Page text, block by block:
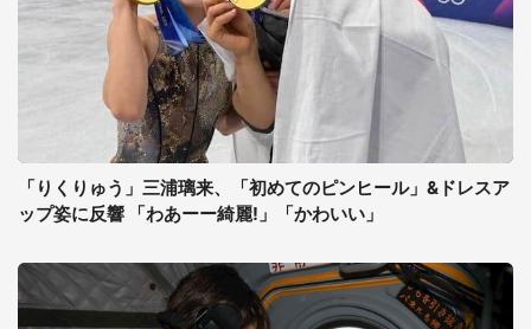
「りくりゅう」三浦璃来、「初めてのピンヒール」&ドレスア
ップ姿に反響 「わあーー綺麗!」「かわいい」